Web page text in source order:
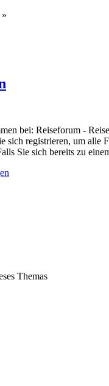
»
bei: Reiseforum -
sich registrieren, um alle
Sie sich bereits zu